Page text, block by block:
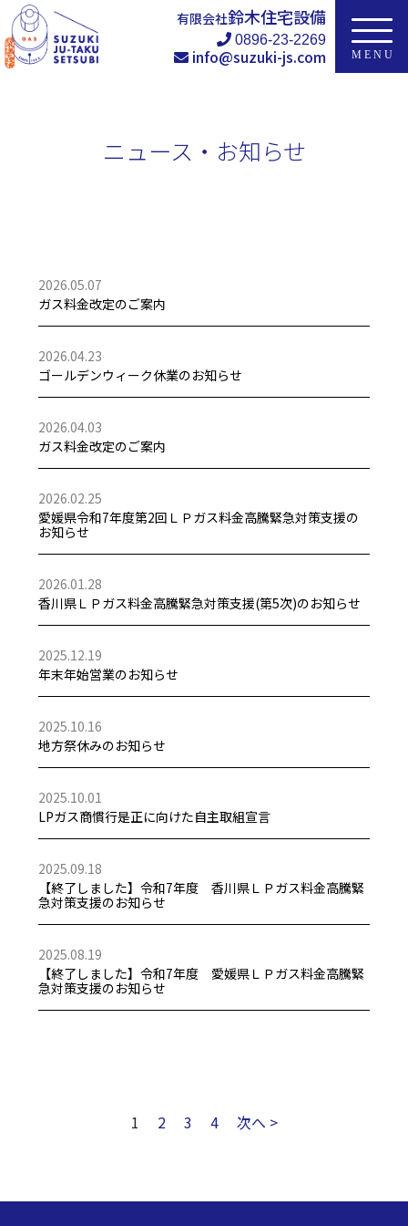
有限会社鈴木住宅設備
0896-23-2269
info@suzuki-js.com
ニュース・お知らせ
2026.05.07
ガス料金改定のご案内
2026.04.23
ゴールデンウィーク休業のお知らせ
2026.04.03
ガス料金改定のご案内
2026.02.25
愛媛県令和7年度第2回ＬＰガス料金高騰緊急対策支援の
お知らせ
2026.01.28
香川県ＬＰガス料金高騰緊急対策支援(第5次)のお知らせ
2025.12.19
年末年始営業のお知らせ
2025.10.16
地方祭休みのお知らせ
2025.10.01
LPガス商慣行是正に向けた自主取組宣言
2025.09.18
【終了しました】令和7年度 香川県ＬＰガス料金高騰緊
急対策支援のお知らせ
2025.08.19
【終了しました】令和7年度 愛媛県ＬＰガス料金高騰緊
急対策支援のお知らせ
1 2 3 4 次へ >